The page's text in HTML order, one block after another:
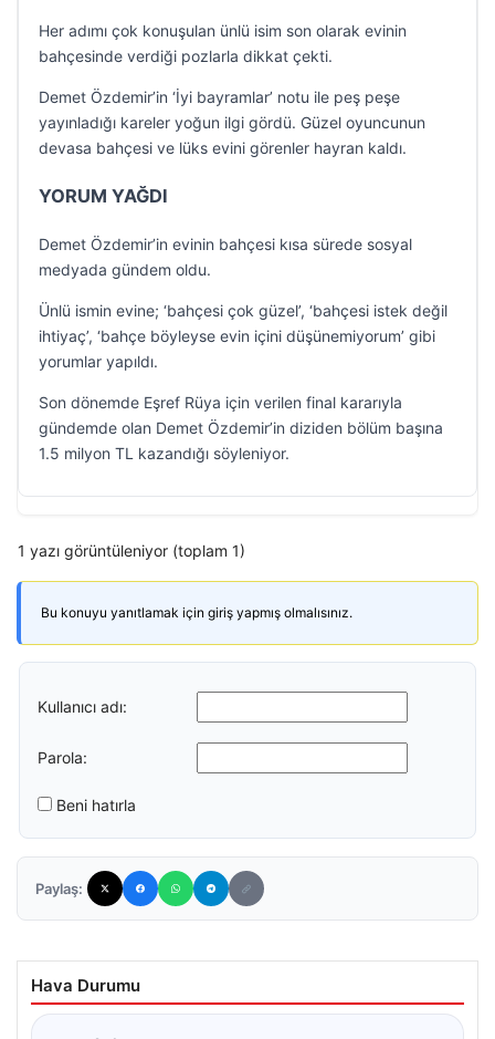
Her adımı çok konuşulan ünlü isim son olarak evinin
bahçesinde verdiği pozlarla dikkat çekti.
Demet Özdemir’in ‘İyi bayramlar’ notu ile peş peşe
yayınladığı kareler yoğun ilgi gördü. Güzel oyuncunun
devasa bahçesi ve lüks evini görenler hayran kaldı.
YORUM YAĞDI
Demet Özdemir’in evinin bahçesi kısa sürede sosyal
medyada gündem oldu.
Ünlü ismin evine; ‘bahçesi çok güzel’, ‘bahçesi istek değil
ihtiyaç’, ‘bahçe böyleyse evin içini düşünemiyorum’ gibi
yorumlar yapıldı.
Son dönemde Eşref Rüya için verilen final kararıyla
gündemde olan Demet Özdemir’in diziden bölüm başına
1.5 milyon TL kazandığı söyleniyor.
1 yazı görüntüleniyor (toplam 1)
Bu konuyu yanıtlamak için giriş yapmış olmalısınız.
Kullanıcı adı:
Parola:
Beni hatırla
Paylaş:
Hava Durumu